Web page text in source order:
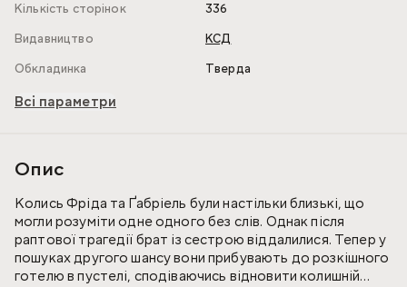
Кількість сторінок
336
Видавництво
КСД
Обкладинка
Тверда
Всі параметри
Опис
Колись Фріда та Ґабріель були настільки близькі, що
могли розуміти одне одного без слів. Однак після
раптової трагедії брат із сестрою віддалилися. Тепер у
пошуках другого шансу вони прибувають до розкішного
готелю в пустелі, сподіваючись відновити колишній